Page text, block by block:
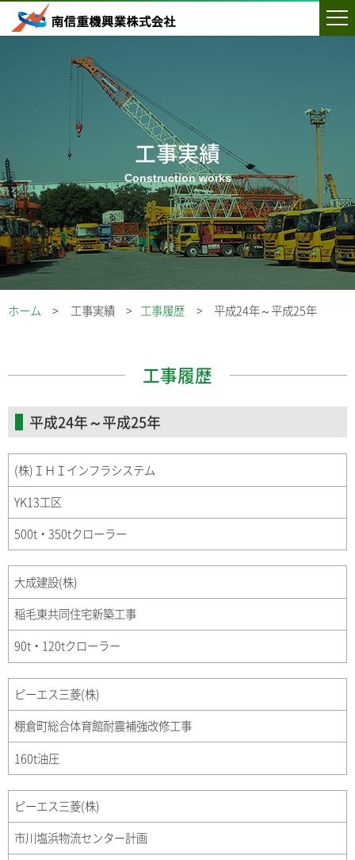
工事実績
ホーム 工事実績 工事履歴 平成24年～平成25年
工事履歴
平成24年～平成25年
(株)ＩＨＩインフラシステム
YK13工区
500t・350tクローラー
大成建設(株)
稲毛東共同住宅新築工事
90t・120tクローラー
ピーエス三菱(株)
棚倉町総合体育館耐震補強改修工事
160t油圧
ピーエス三菱(株)
市川塩浜物流センター計画